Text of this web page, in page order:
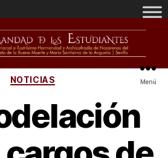
Menú
NOTICIAS